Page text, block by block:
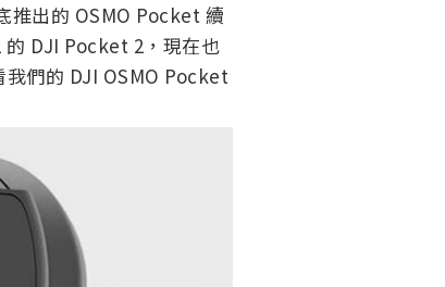
推出的 OSMO Pocket 續
的 DJI Pocket 2，現在也
我們的 DJI OSMO Pocket